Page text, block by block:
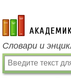
academic.ru
Словари и